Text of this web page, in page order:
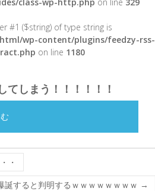
#1 ($string) of type string is
wp-content/plugins/feedzy-rss-
on line 1180
てしまう！！！！！！
・
誕すると判明するｗｗｗｗｗｗｗｗ →